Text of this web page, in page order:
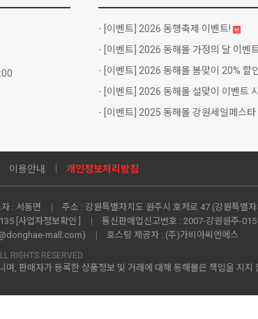
[이벤트] 2026 동행축제 이벤트!
[이벤트] 2026 동해몰 가정의 달 이벤
[이벤트] 2026 동해몰 봄맞이 20% 할
[이벤트] 2026 동해몰 설맞이 이벤트
[이벤트] 2025 동해몰 강원세일페스
이용안내 개인정보처리방침
: 서동면 주소 : 강원특별자치도 원주시 호저로 47 (강원특별
[사업자정보확인 ] 통신판매업신고번호 : 2007-강원원주-
mall.com) 호스팅 제공자 : (주)가비아씨엔에스
RIGHTS RESERVED.
, 판매자가 등록한 상품정보 및 거래에 대해 동해몰은 책임을 지지